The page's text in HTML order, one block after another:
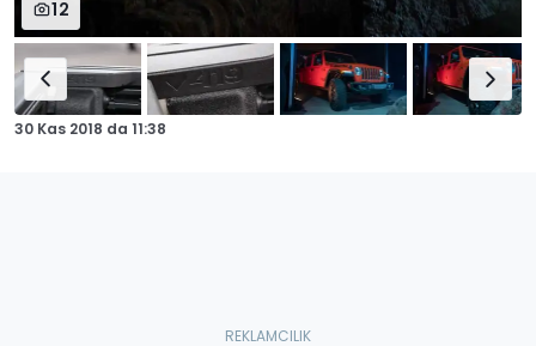
12
30 Kas 2018 da 11:38